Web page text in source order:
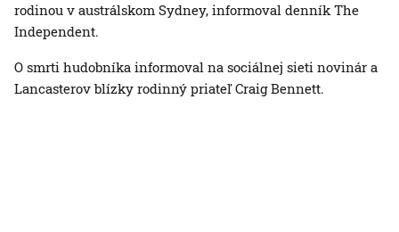
rodinou v austrálskom Sydney, informoval denník The
Independent.
O smrti hudobníka informoval na sociálnej sieti novinár a
Lancasterov blízky rodinný priateľ Craig Bennett.